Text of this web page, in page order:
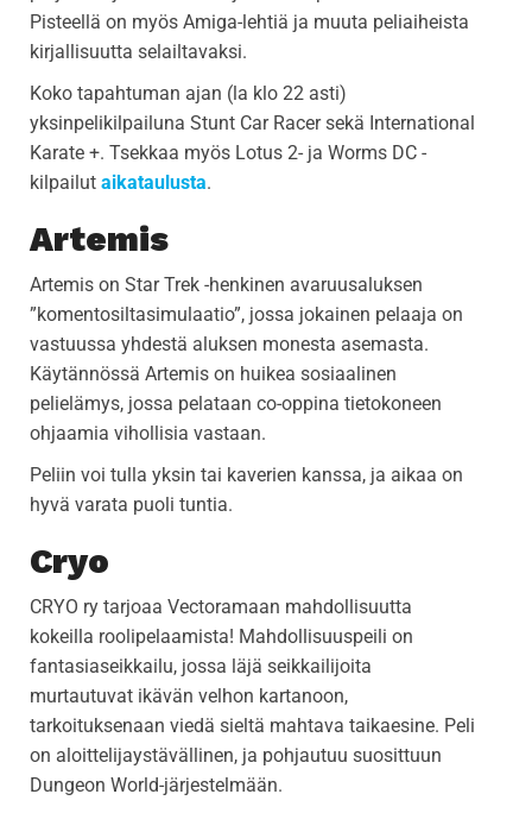
Pisteellä on myös Amiga-lehtiä ja muuta peliaiheista
kirjallisuutta selailtavaksi.
Koko tapahtuman ajan (la klo 22 asti)
yksinpelikilpailuna Stunt Car Racer sekä International
Karate +. Tsekkaa myös Lotus 2- ja Worms DC -
kilpailutaikataulusta.
Artemis
Artemis on Star Trek -henkinen avaruusaluksen
”komentosiltasimulaatio”, jossa jokainen pelaaja on
vastuussa yhdestä aluksen monesta asemasta.
Käytännössä Artemis on huikea sosiaalinen
pelielämys, jossa pelataan co-oppina tietokoneen
ohjaamia vihollisia vastaan.
Peliin voi tulla yksin tai kaverien kanssa, ja aikaa on
hyvä varata puoli tuntia.
Cryo
CRYO ry tarjoaa Vectoramaan mahdollisuutta
kokeilla roolipelaamista! Mahdollisuuspeili on
fantasiaseikkailu, jossa läjä seikkailijoita
murtautuvat ikävän velhon kartanoon,
tarkoituksenaan viedä sieltä mahtava taikaesine. Peli
on aloittelijaystävällinen, ja pohjautuu suosittuun
Dungeon World-järjestelmään.